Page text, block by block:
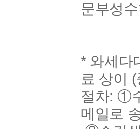
문부성
* 와세다
료 상이
절차: ①
메일로